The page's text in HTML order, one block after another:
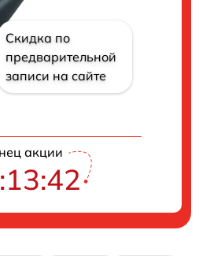
Скидка по
предварительной
записи на сайте
акции